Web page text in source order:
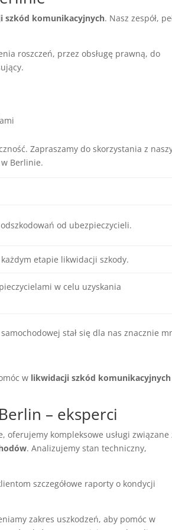
szkód komunikacyjnych. Nasz zespół,
roszczeń, przez obsługę prawną, do
Zapraszamy do skorzystania z
w Berlinie.
od ubezpieczycieli.
etapie likwidacji szkody.
w celu uzyskania
stał się dla nas znacznie
w likwidacji szkód komunikacyjnych
– eksperci
oferujemy kompleksowe usługi związane
. Analizujemy stan techniczny,
szczegółowe raporty o kondycji
zakres uszkodzeń, aby pomóc w